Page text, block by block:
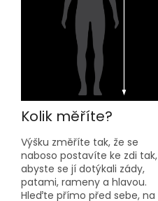
Kolik měříte?
Výšku změříte tak, že se
naboso postavíte ke zdi tak,
abyste se jí dotýkali zády,
patami, rameny a hlavou.
Hleďte přímo před sebe, na